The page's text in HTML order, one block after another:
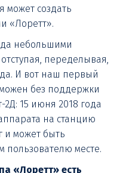
может создать
«Лоретт».
небольшими
переделывая,
И вот наш первый
без поддержки
2Д: 15 июня 2018 года
на станцию
и может быть
пользователю месте.
«Лоретт» есть